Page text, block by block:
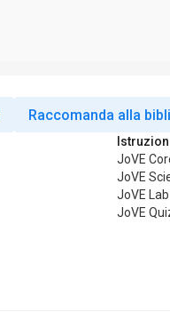
Raccomanda alla
JoVE
JoVE
JoVE
JoVE